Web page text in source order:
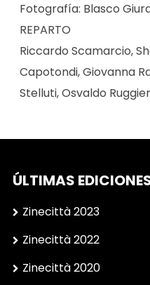
Fotografía: Blasco
REPARTO
Riccardo Scamarcio,
Capotondi, Giovanna
Stelluti, Osvaldo
ÚLTIMAS
Zinecittà 2023
Zinecittà 2022
Zinecittà 2020